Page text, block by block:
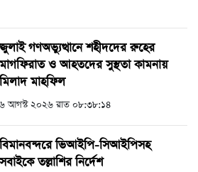
জুলাই গণঅভ্যুত্থানে শহীদদের রুহের
মাগফিরাত ও আহতদের সুস্থতা কামনায়
মিলাদ মাহফিল
৬ আগস্ট ২০২৬ রাত ০৮:৩৮:১৪
বিমানবন্দরে ভিআইপি-সিআইপিসহ
সবাইকে তল্লাশির নির্দেশ